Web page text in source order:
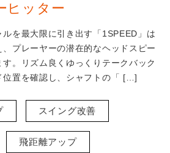
ヒッター
を最大限に引き出す「1SPEED」は
プレーヤーの潜在的なヘッドスピー
す。リズム良くゆっくりテークバック
位置を確認し、シャフトの「 […]
スイング改善
飛距離アップ